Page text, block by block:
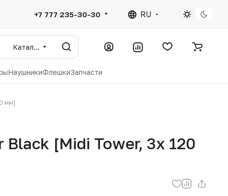
+7 777 235-30-30 RU
Каталог
НаушникиФлешкиЗапчасти
мм]
Black [Midi Tower, 3x 120